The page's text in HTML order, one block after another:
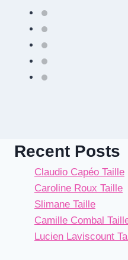
Recent Posts
Claudio Capéo Taille
Caroline Roux Taille
Slimane Taille
Camille Combal
Lucien Laviscount